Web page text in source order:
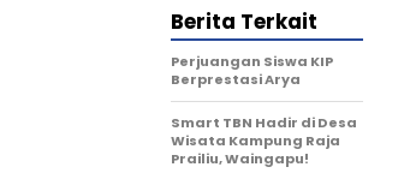
Berita Terkait
Perjuangan Siswa KIP
Berprestasi Arya
Smart TBN Hadir di Desa
Wisata Kampung Raja
Prailiu, Waingapu!